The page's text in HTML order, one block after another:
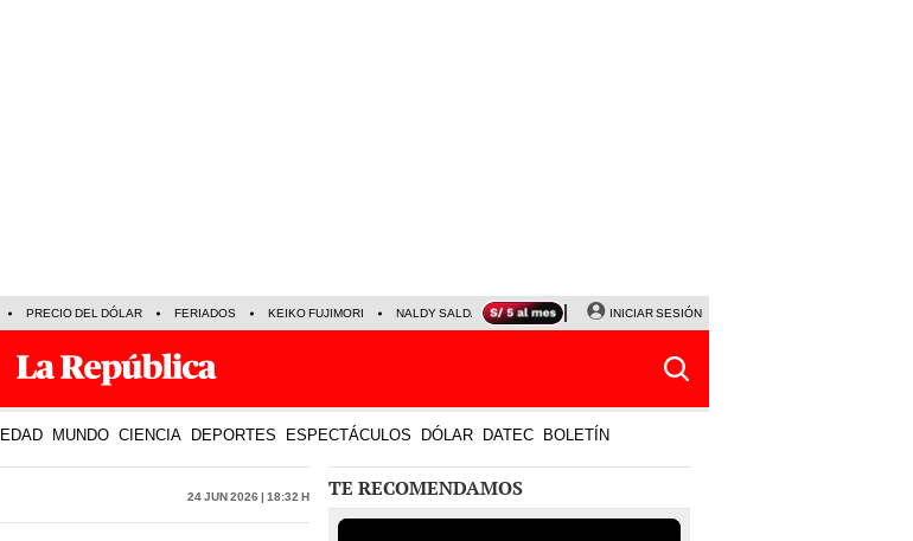
PRECIO DEL DÓLAR FERIADOS KEIKO FUJIMORI NALDY SALDAÑA JAVIER MILEI PARTIDOS DE HOY
INICIAR SESIÓN
MUNDO CIENCIA DEPORTES ESPECTÁCULOS DÓLAR DATEC BOLETÍN
24 Jun 2026 | 18:32 h TE RECOMENDAMOS